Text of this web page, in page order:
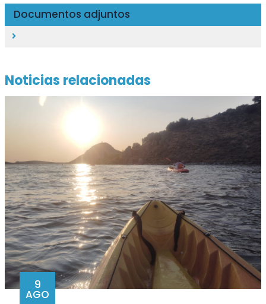
Documentos adjuntos
Noticias relacionadas
9
AGO